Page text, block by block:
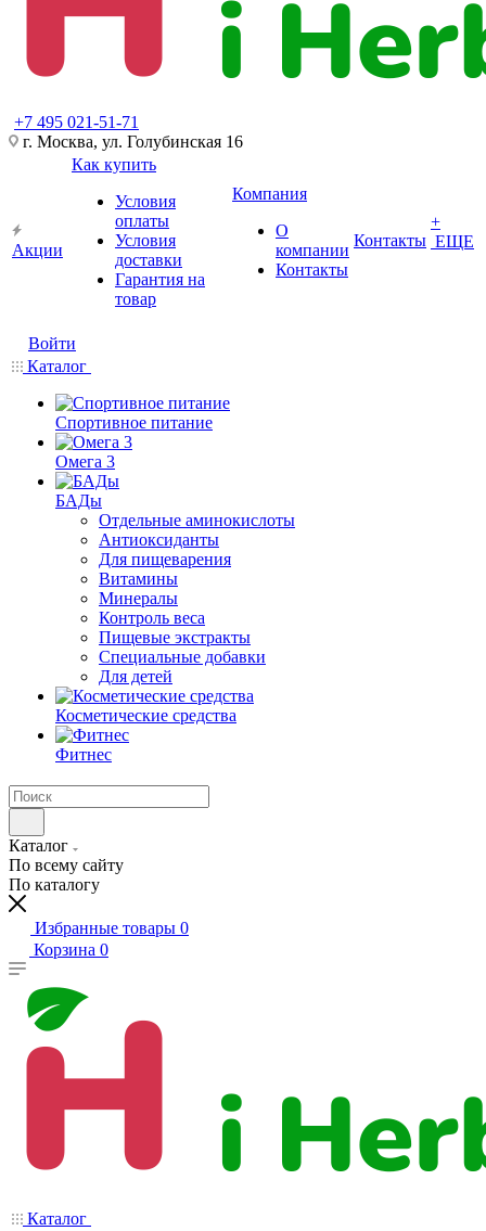
+7 495 021-51-71
г. Москва, ул. Голубинская 16
Акции
Как купить
Условия
оплаты
Условия
доставки
Гарантия на
товар
Компания
О
компании
Контакты
Контакты
+
ЕЩЕ
Войти
Каталог
Спортивное питание
Омега 3
БАДы
Отдельные аминокислоты
Антиоксиданты
Для пищеварения
Витамины
Минералы
Контроль веса
Пищевые экстракты
Специальные добавки
Для детей
Косметические средства
Фитнес
Каталог
По всему сайту
По каталогу
Избранные товары 0
Корзина 0
Каталог